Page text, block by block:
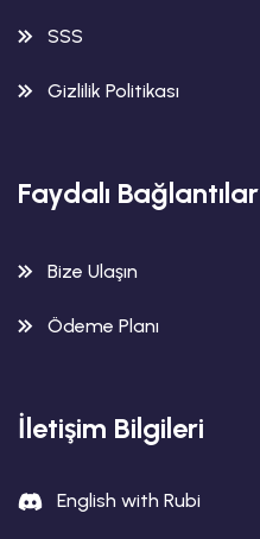
SSS
Gizlilik Politikası
Faydalı Bağlantılar
Bize Ulaşın
Ödeme Planı
İletişim Bilgileri
English with Rubi